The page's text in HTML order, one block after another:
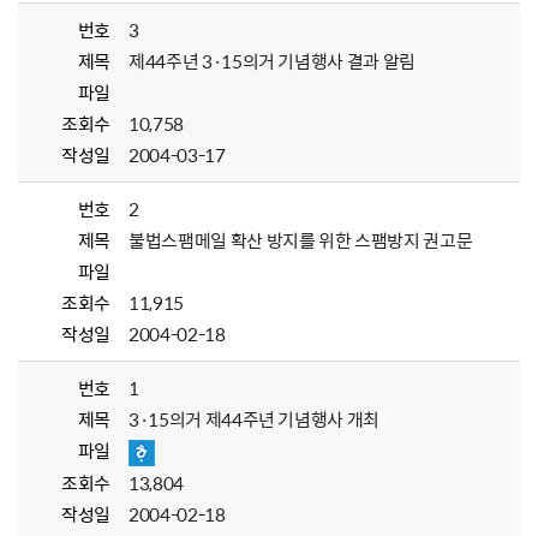
번호
3
제목
제44주년 3·15의거 기념행사 결과 알림
파일
조회수
10,758
작성일
2004-03-17
번호
2
제목
불법스팸메일 확산 방지를 위한 스팸방지 권고문
파일
조회수
11,915
작성일
2004-02-18
번호
1
제목
3·15의거 제44주년 기념행사 개최
파일
조회수
13,804
작성일
2004-02-18